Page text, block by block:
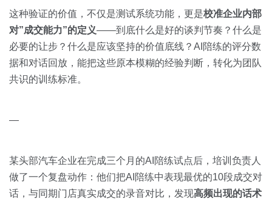
这种验证的价值，不仅是测试系统功能，更是校准企业内部
对”成交能力”的定义——到底什么是好的谈判节奏？什么是
必要的让步？什么是应该坚持的价值底线？AI陪练的评分数
据和对话回放，能把这些原本模糊的经验判断，转化为团队
共识的训练标准。
—
某头部汽车企业在完成三个月的AI陪练试点后，培训负责人
做了一个复盘动作：他们把AI陪练中表现最优的10段成交对
话，与同期门店真实成交的录音对比，发现高频出现的话术